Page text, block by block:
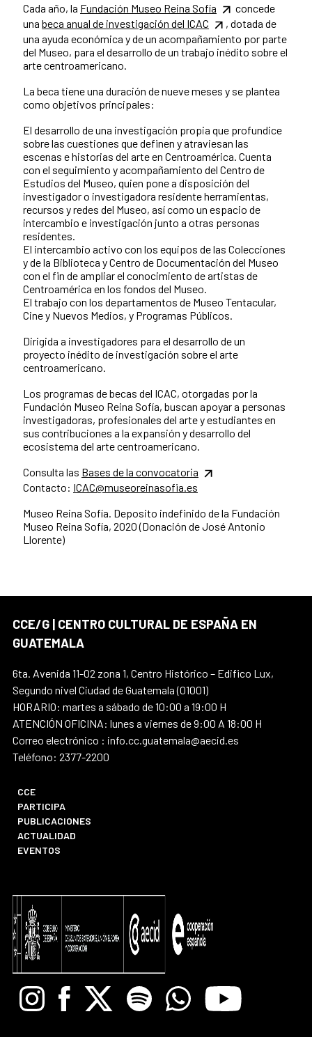
Cada año, la Fundación Museo Reina Sofía
concede
una beca anual de investigación del ICAC
, dotada de
una ayuda económica y de un acompañamiento por parte
del Museo, para el desarrollo de un trabajo inédito sobre el
arte centroamericano.
La beca tiene una duración de nueve meses y se plantea
como objetivos principales:
El desarrollo de una investigación propia que profundice
sobre las cuestiones que definen y atraviesan las
escenas e historias del arte en Centroamérica. Cuenta
con el seguimiento y acompañamiento del Centro de
Estudios del Museo, quien pone a disposición del
investigador o investigadora residente herramientas,
recursos y redes del Museo, así como un espacio de
intercambio e investigación junto a otras personas
residentes.
El intercambio activo con los equipos de las Colecciones
y de la Biblioteca y Centro de Documentación del Museo
con el fin de ampliar el conocimiento de artistas de
Centroamérica en los fondos del Museo.
El trabajo con los departamentos de Museo Tentacular,
Cine y Nuevos Medios, y Programas Públicos.
Dirigida a investigadores para el desarrollo de un
proyecto inédito de investigación sobre el arte
centroamericano.
Los programas de becas del ICAC, otorgadas por la
Fundación Museo Reina Sofía, buscan apoyar a personas
investigadoras, profesionales del arte y estudiantes en
sus contribuciones a la expansión y desarrollo del
ecosistema del arte centroamericano.
Consulta las Bases de la convocatoria
Contacto: ICAC@museoreinasofia.es
Museo Reina Sofía. Deposito indefinido de la Fundación
Museo Reina Sofía, 2020 (Donación de José Antonio
Llorente)
CCE/G | CENTRO CULTURAL DE ESPAÑA EN
GUATEMALA
6ta. Avenida 11-02 zona 1, Centro Histórico – Edifico Lux,
Segundo nivel Ciudad de Guatemala (01001)
HORARIO: martes a sábado de 10:00 a 19:00 H
ATENCIÓN OFICINA: lunes a viernes de 9:00 A 18:00 H
Correo electrónico : info.cc.guatemala@aecid.es
Teléfono: 2377-2200
CCE
PARTICIPA
PUBLICACIONES
ACTUALIDAD
EVENTOS
InstagramFacebook
X Spotify WhatsappYoutube